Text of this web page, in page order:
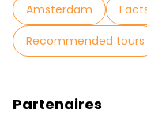
Amsterdam
Recommended tours
Partenaires